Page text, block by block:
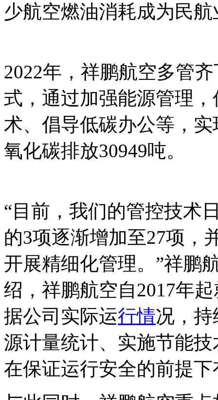
少航空燃油消耗成为民
2022年，祥鹏航空多管
式，通过加强能源管理
术、倡导低碳办公等，
氧化碳排放30949吨。
“目前，我们的管控技术
的3项逐渐增加至27项，
开展精细化管理。”祥鹏
绍，祥鹏航空自2017年
据公司实际运行情况，
源计量统计、实施节能
在保证运行安全的前提